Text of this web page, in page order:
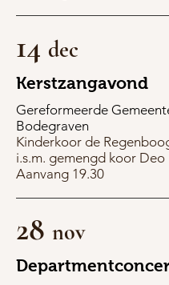
14 dec
Kerstzangavond
Gereformeerde
Bodegraven
Kinderkoor de
i.s.m. gemengd koor Deo
Aanvang 19.30
28 nov